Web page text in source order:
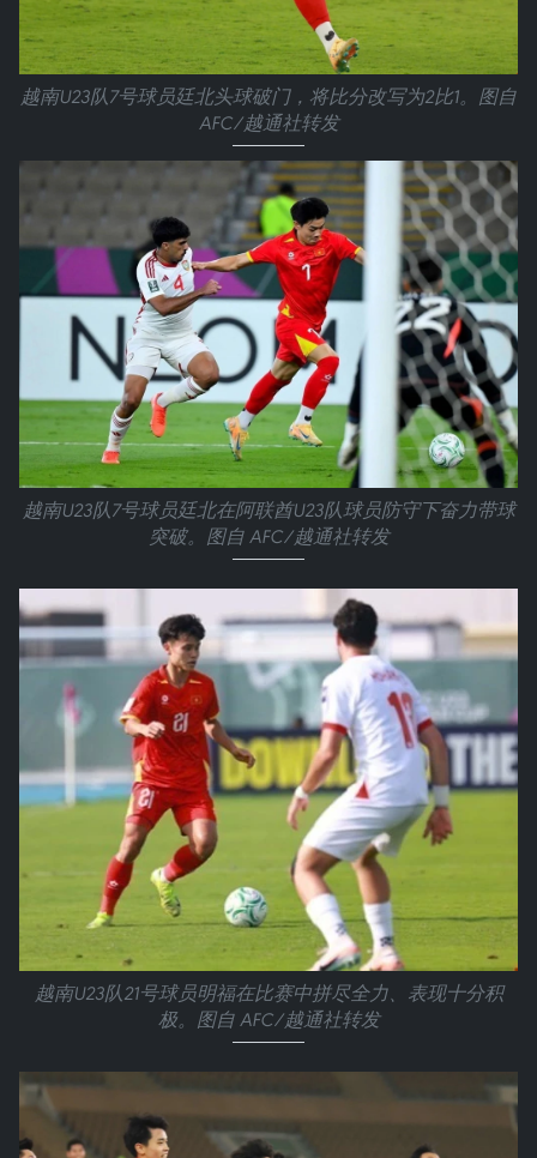
越南U23队7号球员廷北头球破门，将比分改写为2比1。图自
AFC/越通社转发
越南U23队7号球员廷北在阿联酋U23队球员防守下奋力带球
突破。图自 AFC/越通社转发
越南U23队21号球员明福在比赛中拼尽全力、表现十分积
极。图自 AFC/越通社转发